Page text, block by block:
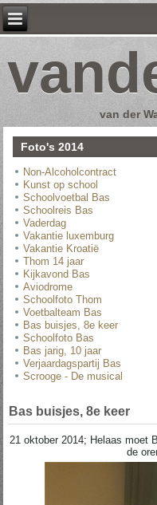
van der
Foto's 2014
Non-Alcoholcontract
Kunst op school
Schoolvoetbal Bas
Schoolreis Bas
Vaderdag
Vakantie luxemburg
Vakantie Kroatië
Thom 14 jaar
Kijkavond Bas
Aviodrome
Schoolfoto Thom
Voetbalteam Bas
Bas buisjes, 8e keer
Schoolfoto Bas
Bas jarig, 10 jaar
Verjaardagspartij Bas
Scrooge - De musical
Bas buisjes, 8e keer
21 oktober 2014; Helaas moet
de